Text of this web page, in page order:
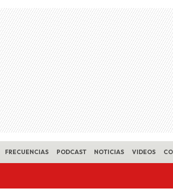
FRECUENCIAS PODCAST NOTICIAS VIDEOS